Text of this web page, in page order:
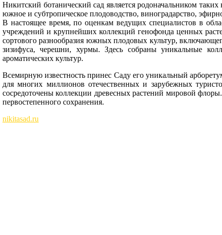
Никитский ботанический сад является родоначальником
южное и субтропическое плодоводство, виноградарство,
В настоящее время, по оценкам ведущих специалистов в
учреждений и крупнейших коллекций генофонда ценных
сортового разнообразия южных плодовых культур,
зизифуса, черешни, хурмы. Здесь собраны уникальные
ароматических культур.
Всемирную известность принес Саду его уникальный
для многих миллионов отечественных и зарубежных
сосредоточены коллекции древесных растений мировой
первостепенного сохранения.
nikitasad.ru